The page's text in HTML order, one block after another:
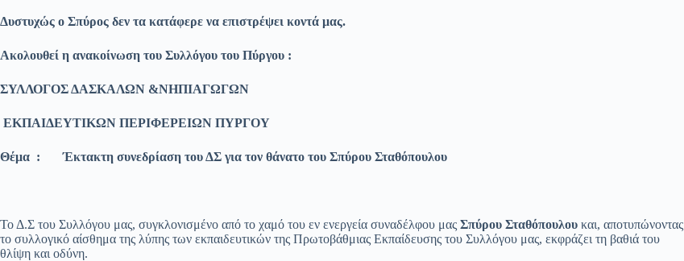
Δυστυχώς ο Σπύρος δεν τα κατάφερε να επιστρέψει κοντά μας.
Ακολουθεί η ανακοίνωση του Συλλόγου του Πύργου :
ΣΥΛΛΟΓΟΣ ΔΑΣΚΑΛΩΝ &ΝΗΠΙΑΓΩΓΩΝ
ΕΚΠΑΙΔΕΥΤΙΚΩΝ ΠΕΡΙΦΕΡΕΙΩΝ ΠΥΡΓΟΥ
Θέμα : Έκτακτη συνεδρίαση του ΔΣ για τον θάνατο του Σπύρου Σταθόπουλου
Το Δ.Σ του Συλλόγου μας, συγκλονισμένο από το χαμό του εν ενεργεία συναδέλφου μας Σπύρου Σταθόπουλου και, αποτυπώνοντας
το συλλογικό αίσθημα της λύπης των εκπαιδευτικών της Πρωτοβάθμιας Εκπαίδευσης του Συλλόγου μας, εκφράζει τη βαθιά του
θλίψη και οδύνη.